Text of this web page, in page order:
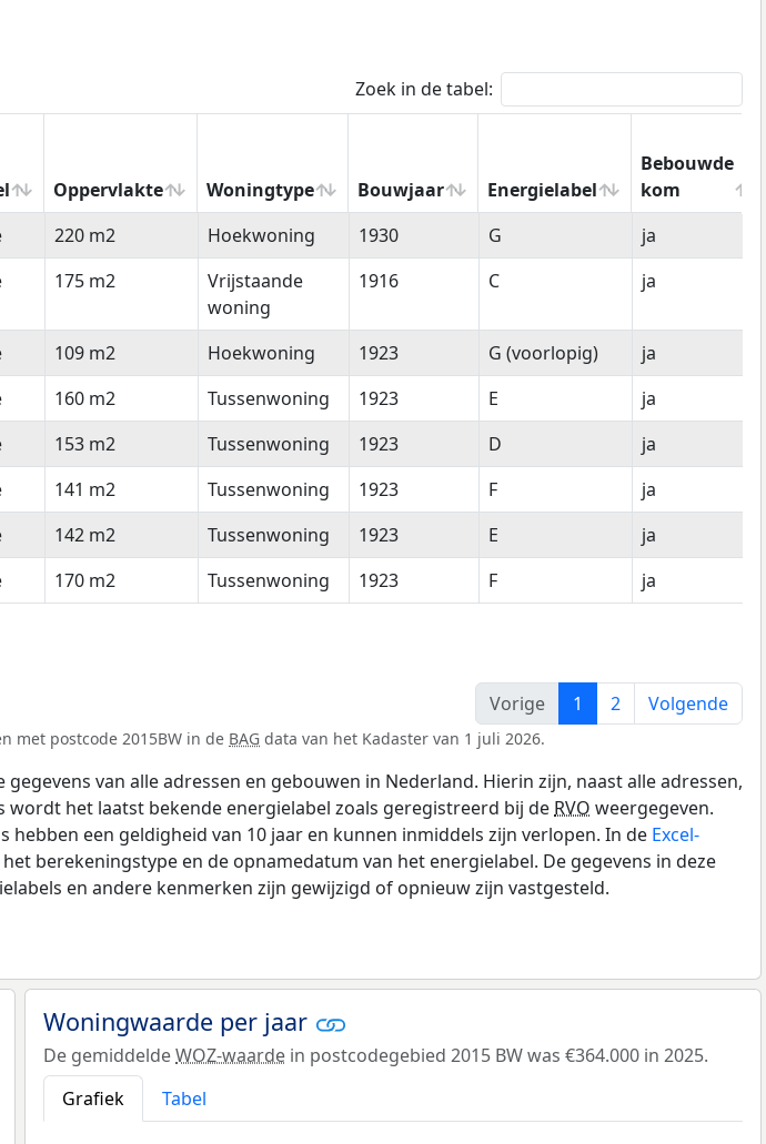
Zoek in de tabel:
Oppervlakte Woningtype Bouwjaar Energielabel
Bebouwde
kom
Oppervlakte Woningtype Bouwjaar Energielabel
Bebouwde
kom
220 m2 Hoekwoning 1930 G
ja
175 m2
Vrijstaande
woning
1916 C ja
109 m2 Hoekwoning 1923 G (voorlopig)
ja
160 m2 Tussenwoning 1923 E
ja
153 m2 Tussenwoning 1923 D
ja
141 m2 Tussenwoning 1923 F
ja
142 m2 Tussenwoning 1923 E
ja
170 m2 Tussenwoning 1923 F ja
Vorige
1 2 Volgende
met postcode 2015BW in de BAG data van het Kadaster van 1 juli 2026.
van alle adressen en gebouwen in Nederland. Hierin zijn, naast alle adressen,
het laatst bekende energielabel zoals geregistreerd bij de RVO weergegeven.
een geldigheid van 10 jaar en kunnen inmiddels zijn verlopen. In de Excel-
berekeningstype en de opnamedatum van het energielabel. De gegevens in deze
en andere kenmerken zijn gewijzigd of opnieuw zijn vastgesteld.
Woningwaarde per jaar
De gemiddeldeWOZ-waarde in postcodegebied 2015 BW was €364.000 in 2025.
Grafiek
Tabel